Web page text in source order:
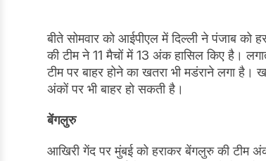
बीते सोमवार को आईपीएल में दिल्ली ने पंजाब को
की टीम ने 11 मैचों में 13 अंक हासिल किए है।
टीम पर बाहर होने का खतरा भी मडंराने लगा
अंकों पर भी बाहर हो सकती है।
बेंगलुरु
आखिरी गेंद पर मुंबई को हराकर बेंगलुरु की टीम